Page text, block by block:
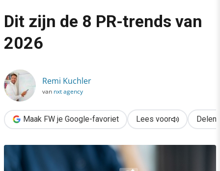
Content & Communicatie
›
Dit zijn de 8 PR-trends van
2026
Remi Kuchler
van nxt agency
Maak FW je Google-favoriet Lees voor Delen